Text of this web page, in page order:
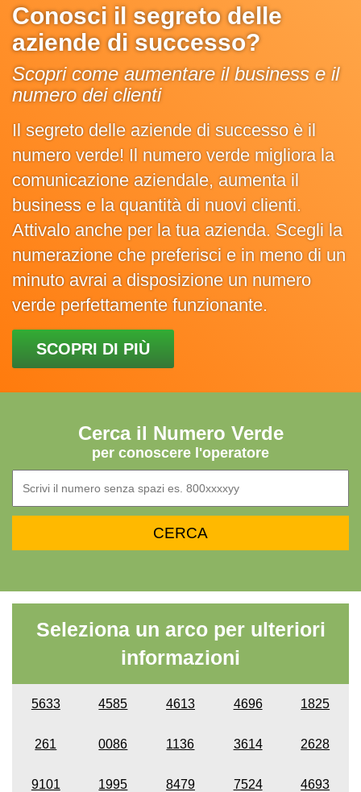
Conosci il segreto delle
aziende di successo?
Scopri come aumentare il business e il
numero dei clienti
Il segreto delle aziende di successo è il
numero verde! Il numero verde migliora la
comunicazione aziendale, aumenta il
business e la quantità di nuovi clienti.
Attivalo anche per la tua azienda. Scegli la
numerazione che preferisci e in meno di un
minuto avrai a disposizione un numero
verde perfettamente funzionante.
SCOPRI DI PIÙ
Cerca il Numero Verde
per conoscere l'operatore
Seleziona un arco per ulteriori
informazioni
5633 4585 4613 4696 1825
261 0086 1136 3614 2628
9101 1995 8479 7524 4693